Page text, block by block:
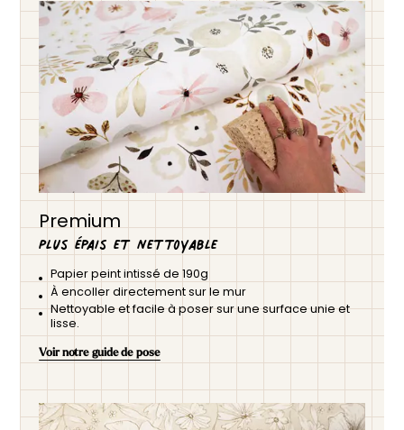
Premium
Plus épais et nettoyable
Papier peint intissé de 190g
À encoller directement sur le mur
Nettoyable et facile à poser sur une surface unie et
lisse.
Voir notre guide de pose